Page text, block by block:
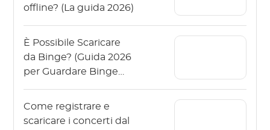
offline? (La guida 2026)
È Possibile Scaricare
da Binge? (Guida 2026
per Guardare Binge
Come registrare e
scaricare i concerti dal